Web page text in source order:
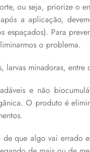
ou seja, priorize o
a aplicação,
espaçados). Para
o problema.
minadoras, entre
e não
O produto é
que algo vai errado